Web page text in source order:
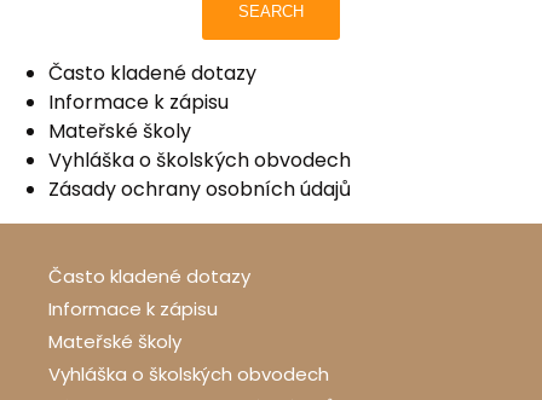
SEARCH
Často kladené dotazy
Informace k zápisu
Mateřské školy
Vyhláška o školských obvodech
Zásady ochrany osobních údajů
Často kladené dotazy
Informace k zápisu
Mateřské školy
Vyhláška o školských obvodech